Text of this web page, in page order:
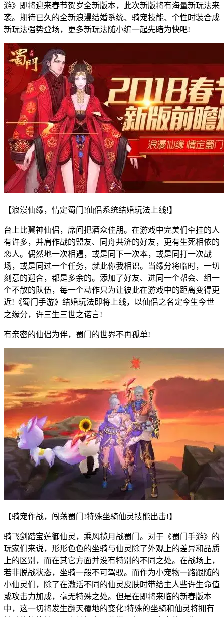
游》即将迎来春节贺岁全新版本，此次新版将有海量新玩法来
袭。期待已久的全新浪漫结婚系统、骑宠技能、个性时装合成
新玩法强势登场，更多新玩法随小编一起先睹为快吧!
【浪漫仙缘，情定蜀门!仙侣系统结婚玩法上线!】
台上比翼神仙侣，席间把酒众佳朋。在游戏中完美们牵挂的人
有许多，并肩作战的盟友、同舟共济的好友，更有生死相依的
恋人。偶然地一次相遇，或是同下一次本，或是同打一次战
场，或是同过一个任务，就此你我相识。当缘分将临时，一切
刻意的迎合，都是多余的。添加了好友、进同一个帮会、组一
个不散的队伍，每一个动作只为让彼此在游戏中的距离变得更
近!《蜀门手游》结婚玩法即将上线，以仙侣之名定今生今世
之缘分，许三生三世之诺言!
有亲密的仙侣为伴，蜀门的世界不再孤单!
【骑宠作战，闯荡蜀门!特殊坐骑仙灵技能出击!】
骑飞剑踏宝莲御仙灵，乘风揽月战蜀门。对于《蜀门手游》的
玩家们来说，形形色色的坐骑与仙灵除了外观上的差异和品质
上的区别，而在其它方面并没有特别的不同之处。在战场上，
若非脱战状态，坐骑一般不可驾驭。而作为小宠物一路跟随的
小仙灵们，除了在激活不同的仙灵皮肤时带给主人些许生命值
或攻击力加成，毫无特殊之处。但是在即将来临的新春版本
中，这一切将发生翻天覆地的变化!特殊的坐骑和仙灵将拥有